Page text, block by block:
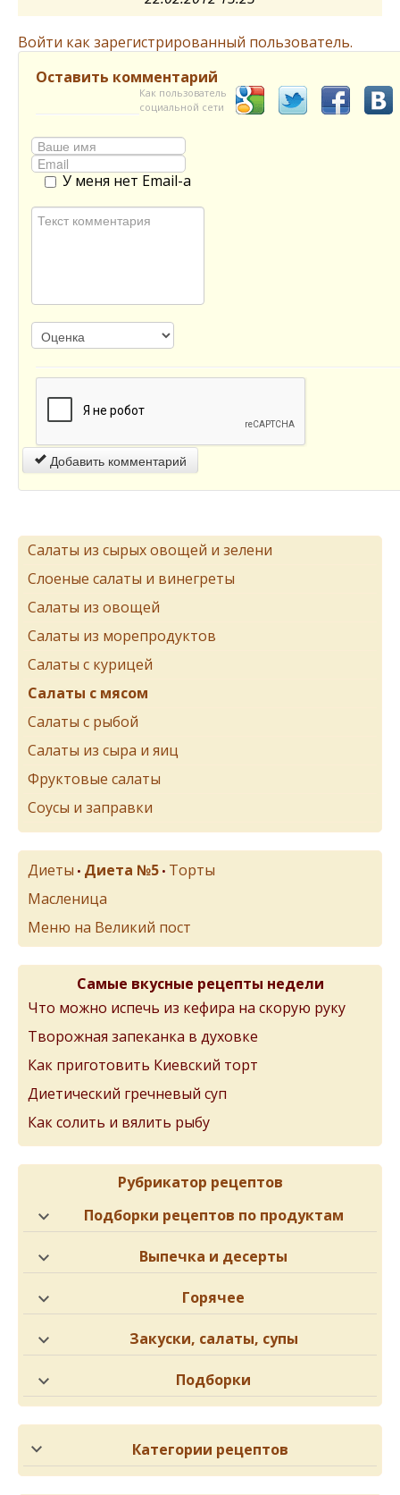
Войти как зарегистрированный пользователь.
Оставить комментарий
Как пользователь
социальной сети
У меня нет Email-а
Добавить комментарий
Салаты из сырых овощей и зелени
Слоеные салаты и винегреты
Салаты из овощей
Салаты из морепродуктов
Салаты с курицей
Салаты с мясом
Салаты с рыбой
Салаты из сыра и яиц
Фруктовые салаты
Соусы и заправки
Диеты • Диета №5 • Торты
Масленица
Меню на Великий пост
Самые вкусные рецепты недели
Что можно испечь из кефира на скорую руку
Творожная запеканка в духовке
Как приготовить Киевский торт
Диетический гречневый суп
Как солить и вялить рыбу
Рубрикатор рецептов
Подборки рецептов по продуктам
Выпечка и десерты
Горячее
Закуски, салаты, супы
Подборки
Категории рецептов